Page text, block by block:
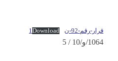
قرار-رقم-92-ن1 Download
1064/و/10 / 5